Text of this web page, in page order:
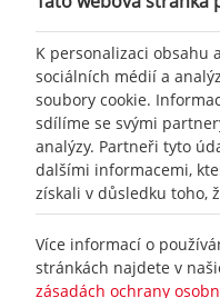
+420777
K personalizaci obsahu
sociálních médií a
soubory cookie.
sdílíme se svými
analýzy. Partneři tyto
dalšími informacemi,
získali v důsledku toho,
Více informací o
stránkách najdete v
zásadách ochrany